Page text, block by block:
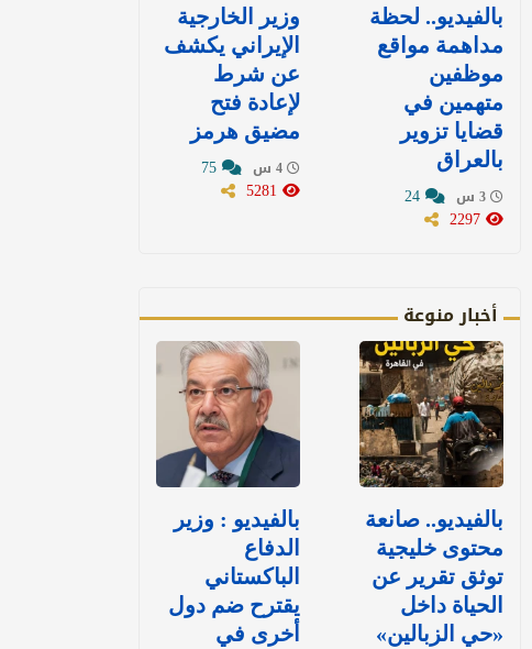
بالفيديو.. لحظة
مداهمة مواقع
موظفين
متهمين في
قضايا تزوير
بالعراق
وزير الخارجية
الإيراني يكشف
عن شرط
لإعادة فتح
مضيق هرمز
أخبار منوعة
بالفيديو.. صانعة
محتوى خليجية
توثق تقرير عن
الحياة داخل
«حي الزبالين»
بالفيديو : وزير
الدفاع
الباكستاني
يقترح ضم دول
أخرى في